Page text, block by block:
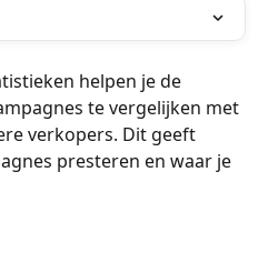
helpen je de
te vergelijken met
verkopers. Dit geeft
presteren en waar je